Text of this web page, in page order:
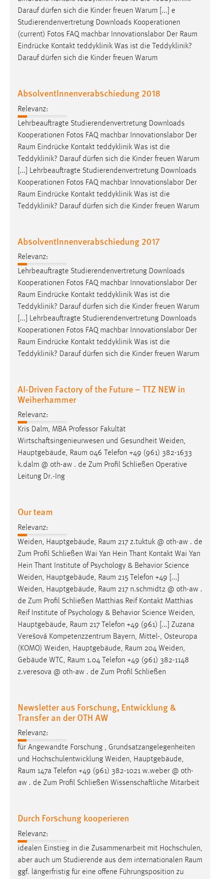
Darauf dürfen sich die Kinder freuen Warum [...] e
Studierendenvertretung Downloads Kooperationen
(current) Fotos FAQ machbar Innovationslabor Der Raum
Eindrücke Kontakt teddyklinik Was ist die Teddyklinik?
Darauf dürfen sich die Kinder freuen Warum
AbsolventInnenverabschiedung 2018
Relevanz:
Lehrbeauftragte Studierendenvertretung Downloads
Kooperationen Fotos FAQ machbar Innovationslabor Der
Raum Eindrücke Kontakt teddyklinik Was ist die
Teddyklinik? Darauf dürfen sich die Kinder freuen Warum
[...] Lehrbeauftragte Studierendenvertretung Downloads
Kooperationen Fotos FAQ machbar Innovationslabor Der
Raum Eindrücke Kontakt teddyklinik Was ist die
Teddyklinik? Darauf dürfen sich die Kinder freuen Warum
AbsolventInnenverabschiedung 2017
Relevanz:
Lehrbeauftragte Studierendenvertretung Downloads
Kooperationen Fotos FAQ machbar Innovationslabor Der
Raum Eindrücke Kontakt teddyklinik Was ist die
Teddyklinik? Darauf dürfen sich die Kinder freuen Warum
[...] Lehrbeauftragte Studierendenvertretung Downloads
Kooperationen Fotos FAQ machbar Innovationslabor Der
Raum Eindrücke Kontakt teddyklinik Was ist die
Teddyklinik? Darauf dürfen sich die Kinder freuen Warum
AI-Driven Factory of the Future – TTZ NEW in
Weiherhammer
Relevanz:
Kris Dalm, MBA Professor Fakultät
Wirtschaftsingenieurwesen und Gesundheit Weiden,
Hauptgebäude, Raum 046 Telefon +49 (961) 382-1633
k.dalm @ oth-aw . de Zum Profil Schließen Operative
Leitung Dr.-Ing
Our team
Relevanz:
Weiden, Hauptgebäude, Raum 217 z.tuktuk @ oth-aw . de
Zum Profil Schließen Wai Yan Hein Thant Kontakt Wai Yan
Hein Thant Institute of Psychology & Behavior Science
Weiden, Hauptgebäude, Raum 215 Telefon +49 [...]
Weiden, Hauptgebäude, Raum 217 n.schmidt2 @ oth-aw .
de Zum Profil Schließen Matthias Reif Kontakt Matthias
Reif Institute of Psychology & Behavior Science Weiden,
Hauptgebäude, Raum 217 Telefon +49 (961) [...] Zuzana
Verešová Kompetenzzentrum Bayern, Mittel-, Osteuropa
(KOMO) Weiden, Hauptgebäude, Raum 204 Weiden,
Gebäude WTC, Raum 1.04 Telefon +49 (961) 382-1148
z.veresova @ oth-aw . de Zum Profil Schließen
Newsletter aus Forschung, Entwicklung &
Transfer an der OTH AW
Relevanz:
für Angewandte Forschung , Grundsatzangelegenheiten
und Hochschulentwicklung Weiden, Hauptgebäude,
Raum 147a Telefon +49 (961) 382-1021 w.weber @ oth-
aw . de Zum Profil Schließen Wissenschaftliche Mitarbeit
Durch Forschung kooperieren
Relevanz:
idealen Einstieg in die Zusammenarbeit mit Hochschulen,
aber auch um Studierende aus dem internationalen Raum
ggf. längerfristig für eine offene Führungsposition zu
EXTERNE MEDIEN
Um Inhalte von Videoplattformen und Social Media
Plattformen anzeigen zu können, werden von diesen
externen Medien Cookies gesetzt.
Vimeo